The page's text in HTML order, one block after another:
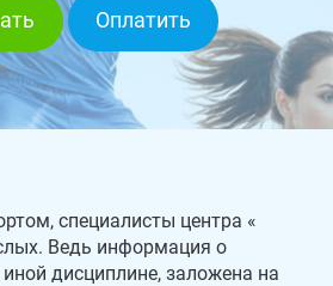
Оплатить
специалисты центра «
Ведь информация о
дисциплине, заложена на